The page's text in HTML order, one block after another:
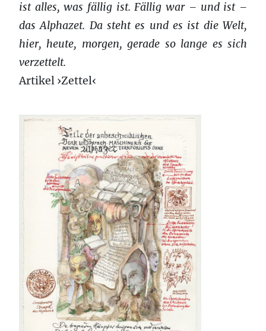
ist alles, was fällig ist. Fällig war – und ist –
das Alphazet. Da steht es und es ist die Welt,
hier, heute, morgen, gerade so lange es sich
verzettelt.
Artikel ›Zettel‹